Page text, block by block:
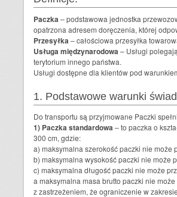
Paczka – podstawowa jednostka
opatrzona adresem doręczenia, której
Przesyłka – całościowa przesyłka
Usługa międzynarodowa – Usługi
terytorium innego państwa.
Usługi dostępne dla klientów pod
1. Podstawowe warunki
Do transportu są przyjmowane Paczki
1) Paczka standardowa – to paczka o
300 cm, gdzie:
a) maksymalna szerokość paczki nie może
b) maksymalna wysokość paczki nie może
c) maksymalna długość paczki nie może
a maksymalna masa brutto paczki nie
z zastrzeżeniem, że ograniczenie w